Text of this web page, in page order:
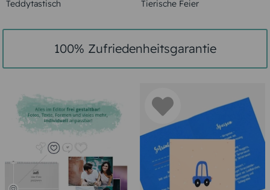
Teddytastisch
Tierische Feier
100% Zufriedenheitsgarantie